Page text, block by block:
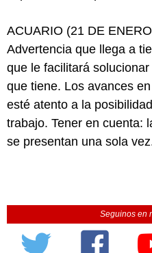
ACUARIO (21 DE
Advertencia que llega a
que le facilitará
que tiene. Los avances
esté atento a la
trabajo. Tener en cuenta:
se presentan una sola
Seguinos en